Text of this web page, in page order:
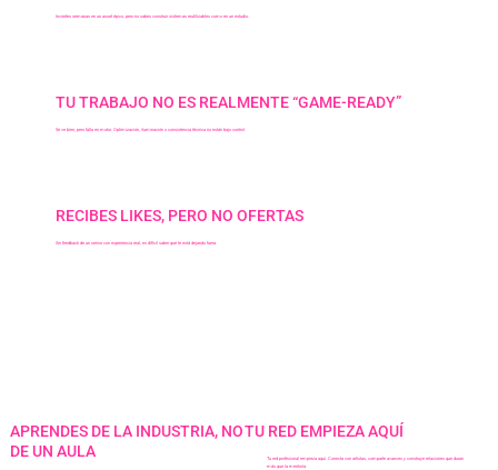
Inviertes semanas en un asset épico, pero no sabes construir sistemas reutilizables como en un estudio.
TU TRABAJO NO ES REALMENTE “GAME-READY”
Se ve bien, pero falla en motor. Optimización, iluminación o consistencia técnica no están bajo control.
RECIBES LIKES, PERO NO OFERTAS
Sin feedback de un senior con experiencia real, es difícil saber qué te está dejando fuera.
APRENDES DE LA INDUSTRIA, NO
DE UN AULA
TU RED EMPIEZA AQUÍ
Tu red profesional empieza aquí. Conecta con artistas, comparte avances y construye relaciones que duran
más que la mentoría.